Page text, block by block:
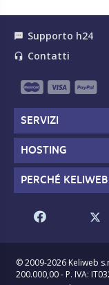
textsms Supporto h24
headset_mic Contatti
SERVIZI
HOSTING
PERCHÉ KELIWEB
© 2009-2026 Keliweb
200.000,00 - P. IVA: